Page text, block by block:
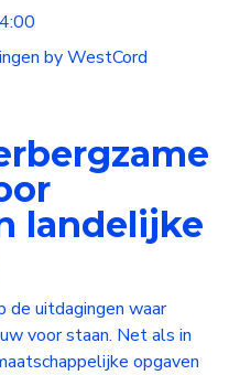
by WestCord
landelijke
de uitdagingen waar
voor staan. Net als in
opgaven